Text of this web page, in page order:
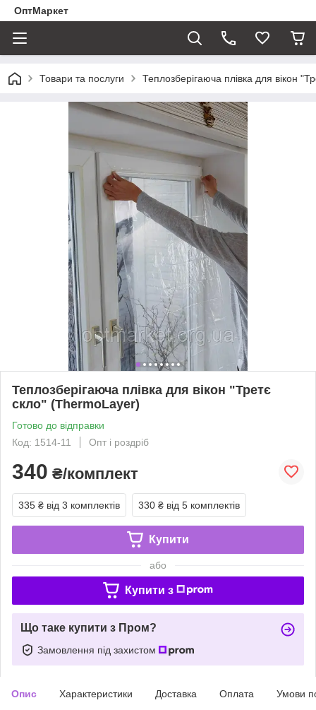
ОптМаркет
Товари та послуги Теплозберігаюча плівка для вікон
Теплозберігаюча плівка для вікон "Третє
скло" (ThermoLayer)
Готово до відправки
Код: 1514-11
Опт і роздріб
340 ₴/комплект
335 ₴ від 3 комплектів 330 ₴ від 5 комплектів
Купити
або
Купити з
Що таке купити з Пром?
Замовлення під захистом
Опис Характеристики Доставка Оплата Умови